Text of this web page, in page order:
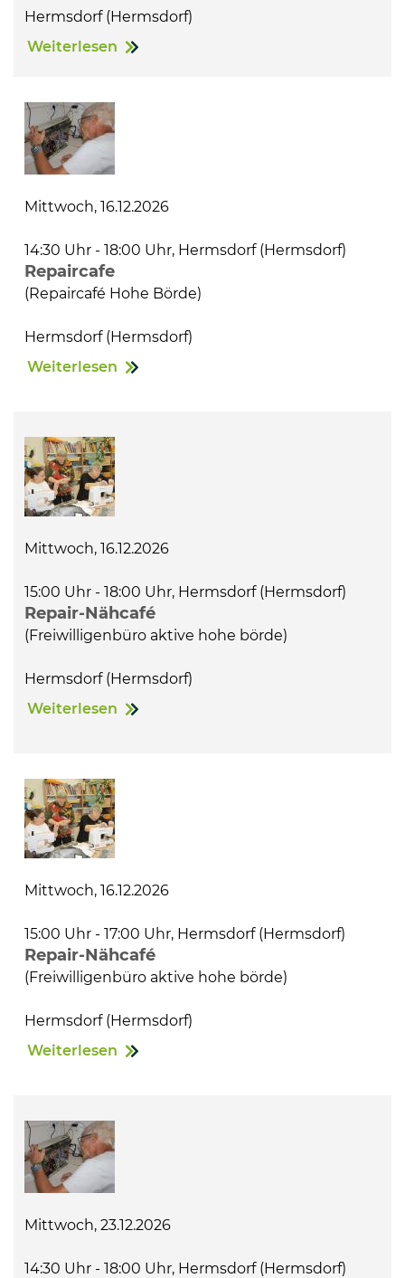
Hermsdorf (Hermsdorf)
Weiterlesen
Mittwoch, 16.12.2026
14:30 Uhr - 18:00 Uhr, Hermsdorf (Hermsdorf)
Repaircafe
(Repaircafé Hohe Börde)
Hermsdorf (Hermsdorf)
Weiterlesen
Mittwoch, 16.12.2026
15:00 Uhr - 18:00 Uhr, Hermsdorf (Hermsdorf)
Repair-Nähcafé
(Freiwilligenbüro aktive hohe börde)
Hermsdorf (Hermsdorf)
Weiterlesen
Mittwoch, 16.12.2026
15:00 Uhr - 17:00 Uhr, Hermsdorf (Hermsdorf)
Repair-Nähcafé
(Freiwilligenbüro aktive hohe börde)
Hermsdorf (Hermsdorf)
Weiterlesen
Mittwoch, 23.12.2026
14:30 Uhr - 18:00 Uhr, Hermsdorf (Hermsdorf)